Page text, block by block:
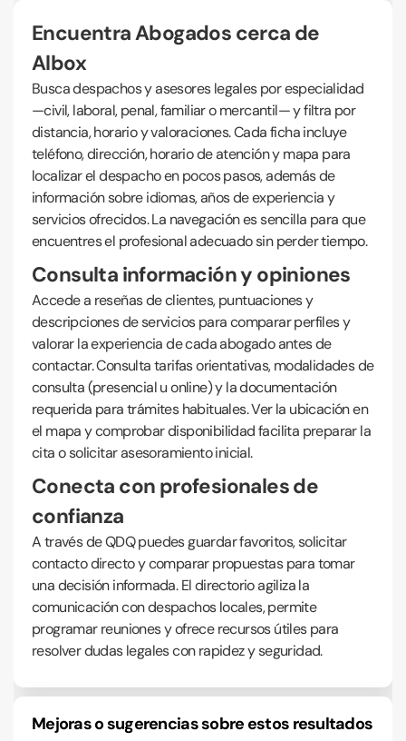
Encuentra Abogados cerca de
Albox
Busca despachos y asesores legales por especialidad
—civil, laboral, penal, familiar o mercantil— y filtra por
distancia, horario y valoraciones. Cada ficha incluye
teléfono, dirección, horario de atención y mapa para
localizar el despacho en pocos pasos, además de
información sobre idiomas, años de experiencia y
servicios ofrecidos. La navegación es sencilla para que
encuentres el profesional adecuado sin perder tiempo.
Consulta información y opiniones
Accede a reseñas de clientes, puntuaciones y
descripciones de servicios para comparar perfiles y
valorar la experiencia de cada abogado antes de
contactar. Consulta tarifas orientativas, modalidades de
consulta (presencial u online) y la documentación
requerida para trámites habituales. Ver la ubicación en
el mapa y comprobar disponibilidad facilita preparar la
cita o solicitar asesoramiento inicial.
Conecta con profesionales de
confianza
A través de QDQ puedes guardar favoritos, solicitar
contacto directo y comparar propuestas para tomar
una decisión informada. El directorio agiliza la
comunicación con despachos locales, permite
programar reuniones y ofrece recursos útiles para
resolver dudas legales con rapidez y seguridad.
Mejoras o sugerencias sobre estos resultados